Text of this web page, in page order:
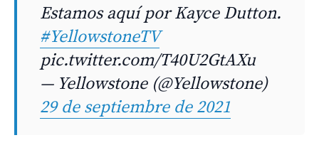
Estamos aquí por Kayce Dutton.
#YellowstoneTV
pic.twitter.com/T40U2GtAXu
— Yellowstone (@Yellowstone)
29 de septiembre de 2021